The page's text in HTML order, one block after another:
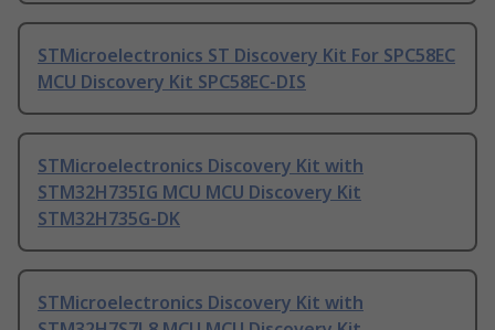
STMicroelectronics ST Discovery Kit For SPC58EC
MCU Discovery Kit SPC58EC-DIS
STMicroelectronics Discovery Kit with
STM32H735IG MCU MCU Discovery Kit
STM32H735G-DK
STMicroelectronics Discovery Kit with